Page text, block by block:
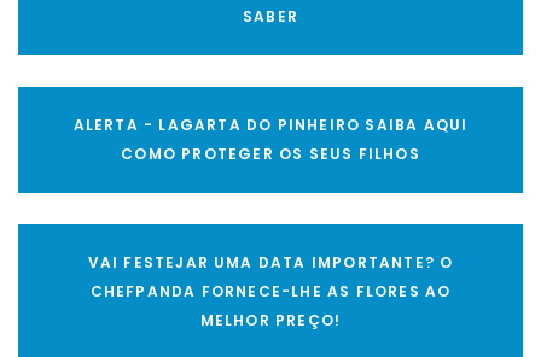
SABER
ALERTA - LAGARTA DO PINHEIRO SAIBA AQUI
COMO PROTEGER OS SEUS FILHOS
VAI FESTEJAR UMA DATA IMPORTANTE? O
CHEFPANDA FORNECE-LHE AS FLORES AO
MELHOR PREÇO!